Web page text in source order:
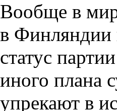
Вообще в
в Финляндии
статус
иного плана
упрекают в